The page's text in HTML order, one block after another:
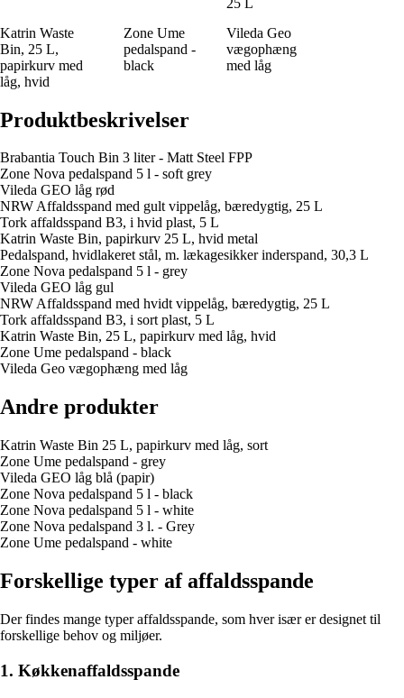
Katrin Waste
Bin, 25 L,
papirkurv med
låg, hvid
Zone Ume
pedalspand -
black
Vileda Geo
vægophæng
med låg
Produktbeskrivelser
Brabantia Touch Bin 3 liter - Matt Steel FPP
Zone Nova pedalspand 5 l - soft grey
Vileda GEO låg rød
NRW Affaldsspand med gult vippelåg, bæredygtig, 25 L
Tork affaldsspand B3, i hvid plast, 5 L
Katrin Waste Bin, papirkurv 25 L, hvid metal
Pedalspand, hvidlakeret stål, m. lækagesikker inderspand, 30,3 L
Zone Nova pedalspand 5 l - grey
Vileda GEO låg gul
NRW Affaldsspand med hvidt vippelåg, bæredygtig, 25 L
Tork affaldsspand B3, i sort plast, 5 L
Katrin Waste Bin, 25 L, papirkurv med låg, hvid
Zone Ume pedalspand - black
Vileda Geo vægophæng med låg
Andre produkter
Katrin Waste Bin 25 L, papirkurv med låg, sort
Zone Ume pedalspand - grey
Vileda GEO låg blå (papir)
Zone Nova pedalspand 5 l - black
Zone Nova pedalspand 5 l - white
Zone Nova pedalspand 3 l. - Grey
Zone Ume pedalspand - white
Forskellige typer af affaldsspande
Der findes mange typer affaldsspande, som hver især er designet til
forskellige behov og miljøer.
1. Køkkenaffaldsspande